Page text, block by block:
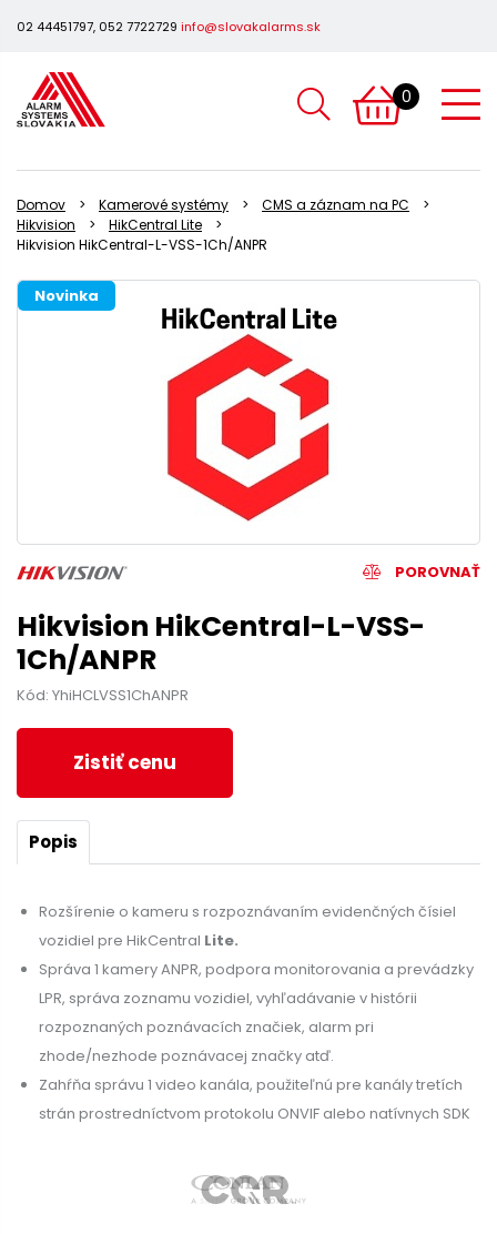
02 44451797, 052 7722729 info@slovakalarms.sk
0
Domov Kamerové systémy
CMS a záznam na PC
Hikvision
HikCentral Lite
Hikvision HikCentral-L-VSS-1Ch/ANPR
Novinka
POROVNAŤ
Hikvision HikCentral-L-VSS-
1Ch/ANPR
Kód: YhiHCLVSS1ChANPR
Zistiť cenu
Popis
Rozšírenie o kameru s rozpoznávaním evidenčných čísiel
vozidiel pre HikCentral Lite.
Správa 1 kamery ANPR, podpora monitorovania a prevádzky
LPR, správa zoznamu vozidiel, vyhľadávanie v histórii
rozpoznaných poznávacích značiek, alarm pri
zhode/nezhode poznávacej značky atď.
Zahŕňa správu 1 video kanála, použiteľnú pre kanály tretích
strán prostredníctvom protokolu ONVIF alebo natívnych SDK